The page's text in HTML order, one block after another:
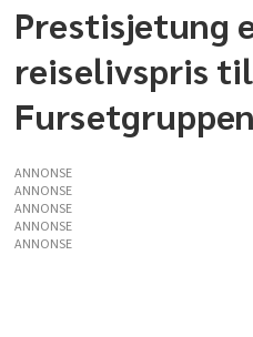
Prestisjetung
reiselivspris til
Fursetgruppen
ANNONSE
ANNONSE
ANNONSE
ANNONSE
ANNONSE